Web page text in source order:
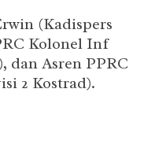
(Kadispers
Kolonel Inf
dan Asren PPRC
2 Kostrad).